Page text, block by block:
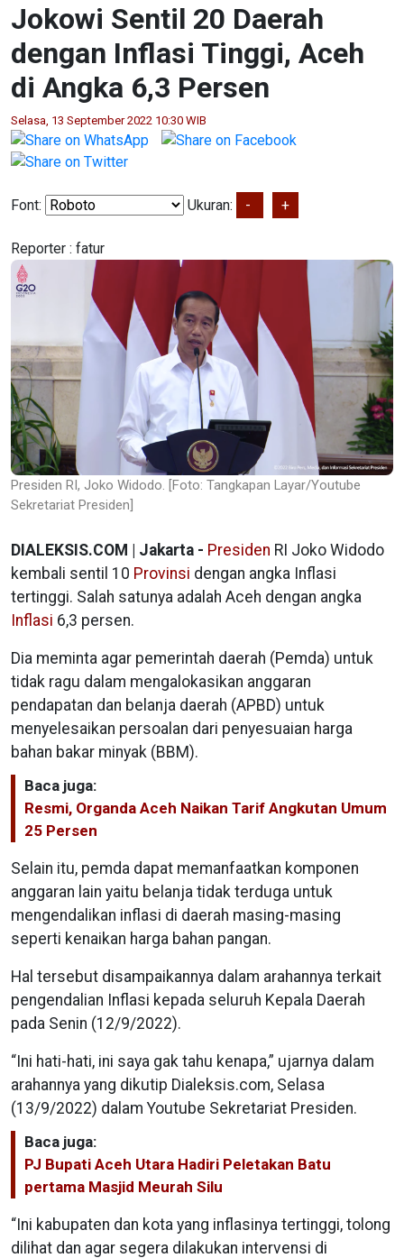
Jokowi Sentil 20 Daerah
dengan Inflasi Tinggi, Aceh
di Angka 6,3 Persen
Selasa, 13 September 2022 10:30 WIB
Font: Ukuran: - +
Reporter : fatur
Presiden RI, Joko Widodo. [Foto: Tangkapan Layar/Youtube
Sekretariat Presiden]
DIALEKSIS.COM | Jakarta - Presiden RI Joko Widodo
kembali sentil 10 Provinsi dengan angka Inflasi
tertinggi. Salah satunya adalah Aceh dengan angka
Inflasi 6,3 persen.
Dia meminta agar pemerintah daerah (Pemda) untuk
tidak ragu dalam mengalokasikan anggaran
pendapatan dan belanja daerah (APBD) untuk
menyelesaikan persoalan dari penyesuaian harga
bahan bakar minyak (BBM).
Baca juga:
Resmi, Organda Aceh Naikan Tarif Angkutan Umum
25 Persen
Selain itu, pemda dapat memanfaatkan komponen
anggaran lain yaitu belanja tidak terduga untuk
mengendalikan inflasi di daerah masing-masing
seperti kenaikan harga bahan pangan.
Hal tersebut disampaikannya dalam arahannya terkait
pengendalian Inflasi kepada seluruh Kepala Daerah
pada Senin (12/9/2022).
“Ini hati-hati, ini saya gak tahu kenapa,” ujarnya dalam
arahannya yang dikutip Dialeksis.com, Selasa
(13/9/2022) dalam Youtube Sekretariat Presiden.
Baca juga:
PJ Bupati Aceh Utara Hadiri Peletakan Batu
pertama Masjid Meurah Silu
“Ini kabupaten dan kota yang inflasinya tertinggi, tolong
dilihat dan agar segera dilakukan intervensi di